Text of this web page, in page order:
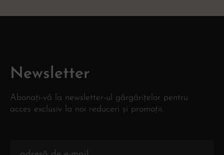
Newsletter
Abonați-vă la newsletter-ul gărgărițelor pentru
acces exclusiv la noi reduceri și promoții.